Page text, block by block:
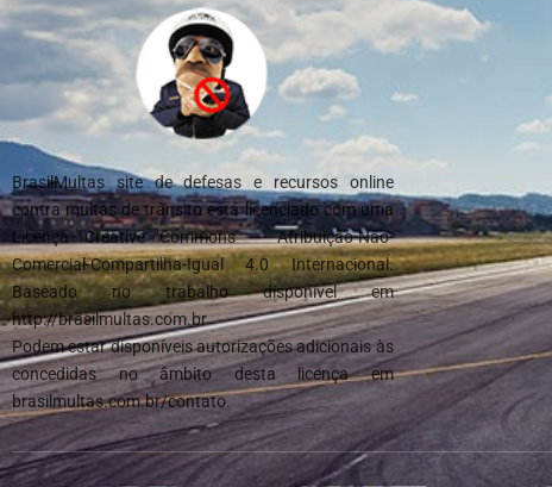
BrasilMultas site de defesas e recursos online
contra multas de trânsito está licenciado com uma
Licença Creative Commons – Atribuição-Não-
Comercial-Compartilha-Igual 4.0 Internacional.
Baseado no trabalho disponível em
http://brasilmultas.com.br
Podem estar disponíveis autorizações adicionais às
concedidas no âmbito desta licença em
brasilmultas.com.br/contato.